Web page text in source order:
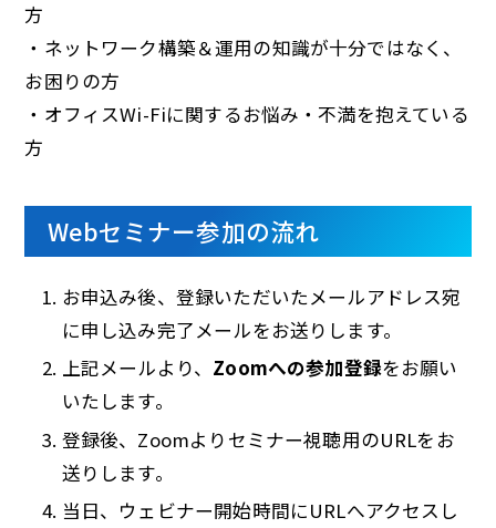
方
・ネットワーク構築＆運用の知識が十分ではなく、
お困りの方
・オフィスWi-Fiに関するお悩み・不満を抱えている
方
Webセミナー参加の流れ
お申込み後、登録いただいたメールアドレス宛
に申し込み完了メールをお送りします。
上記メールより、 Zoomへの参加登録をお願い
いたします。
登録後、Zoomよりセミナー視聴用のURLをお
送りします。
当日、ウェビナー開始時間にURLへアクセスし